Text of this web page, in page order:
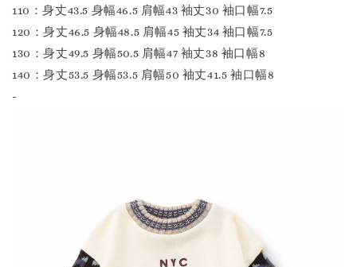
110：身丈43.5 身幅46.5 肩幅43 袖丈30 袖口幅7.5
120：身丈46.5 身幅48.5 肩幅45 袖丈34 袖口幅7.5
130：身丈49.5 身幅50.5 肩幅47 袖丈38 袖口幅8
140：身丈53.5 身幅53.5 肩幅50 袖丈41.5 袖口幅8
-